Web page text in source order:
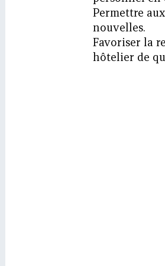
Permettre
nouvelles.
Favoriser la
hôtelier de